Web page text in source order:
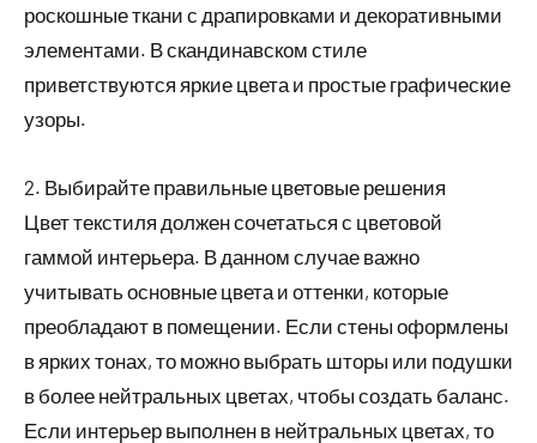
роскошные ткани с драпировками и декоративными
элементами. В скандинавском стиле
приветствуются яркие цвета и простые графические
узоры.
2. Выбирайте правильные цветовые решения
Цвет текстиля должен сочетаться с цветовой
гаммой интерьера. В данном случае важно
учитывать основные цвета и оттенки, которые
преобладают в помещении. Если стены оформлены
в ярких тонах, то можно выбрать шторы или подушки
в более нейтральных цветах, чтобы создать баланс.
Если интерьер выполнен в нейтральных цветах, то